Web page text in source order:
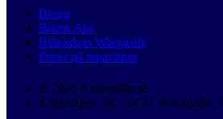
Blogg
Bilens Abc
Billexikon Wikipedia
Priser på reparation
© 2026 Autobutler.se
Karlavägen 18, 114 31 Stockholm,